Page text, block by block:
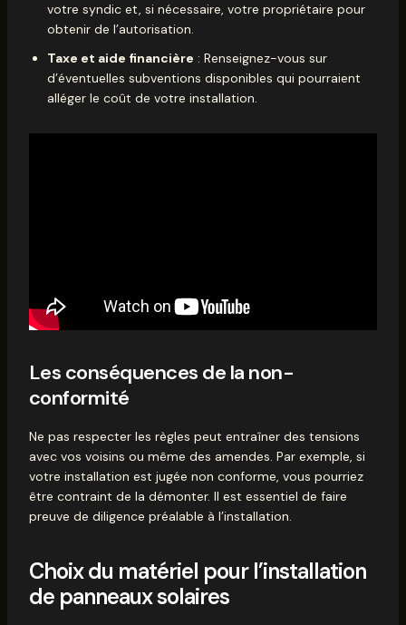
votre syndic et, si nécessaire, votre propriétaire pour
obtenir de l’autorisation.
Taxe et aide financière : Renseignez-vous sur
d’éventuelles subventions disponibles qui pourraient
alléger le coût de votre installation.
Les conséquences de la non-
conformité
Ne pas respecter les règles peut entraîner des tensions
avec vos voisins ou même des amendes. Par exemple, si
votre installation est jugée non conforme, vous pourriez
être contraint de la démonter. Il est essentiel de faire
preuve de diligence préalable à l’installation.
Choix du matériel pour l’installation
de panneaux solaires